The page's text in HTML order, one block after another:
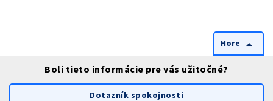
Hore arrow_drop_up
Boli tieto informácie pre vás užitočné?
Dotazník spokojnosti